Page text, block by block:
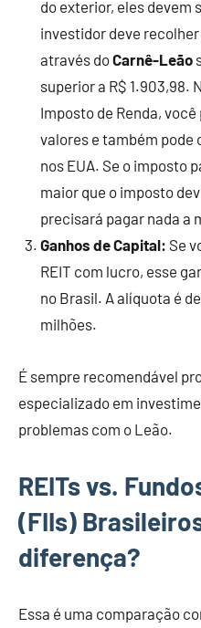
do exterior, eles devem
investidor deve
através doCarnê-Leão
superior a R$ 1.903,98.
Imposto de Renda,
valores e também pode
nos EUA. Se o imposto
maior que o imposto
precisará pagar nada a
Ganhos de Capital: Se
REIT com lucro, esse
no Brasil. A alíquota é
milhões.
É sempre recomendável
especializado em
problemas com o Leão.
REITs vs.
(FIIs)
diferença?
Essa é uma comparação